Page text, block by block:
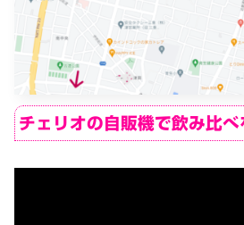
チェリオの自販機で飲み比